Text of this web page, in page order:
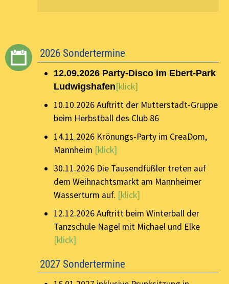
2026 Sondertermine
12.09.2026 Party-Disco im Ebert-Park
Ludwigshafen[klick]
10.10.2026 Auftritt der Mutterstadt-Gruppe
beim Herbstball des Club 86
14.11.2026 Krönungs-Party im CreaDom,
Mannheim [klick]
30.11.2026 Die Tausendfüßler treten auf
dem Weihnachtsmarkt am Mannheimer
Wasserturm auf. [klick]
12.12.2026 Auftritt beim Winterball der
Tanzschule Nagel mit Michael und Elke
[klick]
2027 Sondertermine